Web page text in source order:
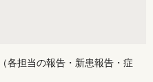
担当の報告・新患報告・症